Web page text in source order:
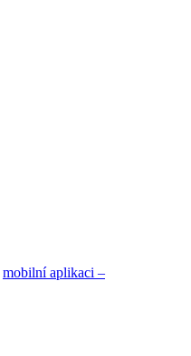
mobilní aplikaci –